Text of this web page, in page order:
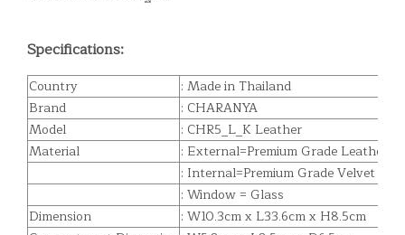
Specifications:
Country
: Made in Thailand
Brand
: CHARANYA
Model
: CHR5_L_K Leather
Material
: External=Premium Grade Leather
: Internal=Premium Grade Velvet
: Window = Glass
Dimension
: W10.3cm x L33.6cm x H8.5cm